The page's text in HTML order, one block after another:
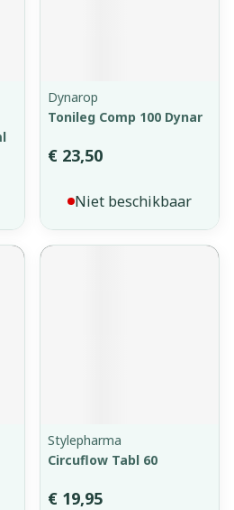
Dynarop
Tonileg Comp 100 Dynar
€ 23,50
Niet beschikbaar
Stylepharma
Circuflow Tabl 60
€ 19,95